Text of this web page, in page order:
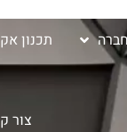
תכנון
צור